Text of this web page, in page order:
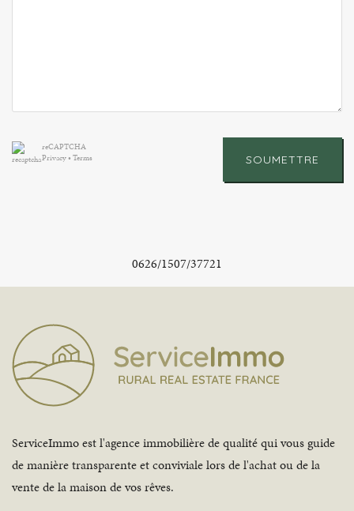
reCAPTCHA
Privacy• Terms SOUMETTRE
0626/1507/37721
ServiceImmo est l'agence immobilière de qualité qui vous guide
de manière transparente et conviviale lors de l'achat ou de la
vente de la maison de vos rêves.